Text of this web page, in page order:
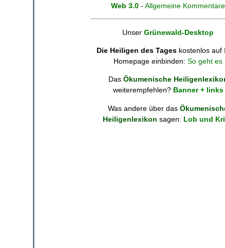
Web 3.0 - Allgemeine Kommentare
Unser Grünewald-Desktop
Die Heiligen des Tages kostenlos auf
Homepage einbinden: So geht es
Das Ökumenische
weiterempfehlen? Banner + links
Was andere über das
Heiligenlexikon sagen: Lob und